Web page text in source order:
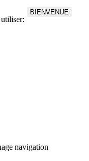
BIENVENUE
navigation